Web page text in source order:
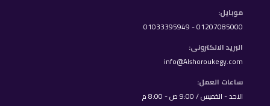
موبايل:
01207085000 - 01033395949
البريد الالكترونى:
info@Alshoroukegy.com
ساعات العمل:
الاحد - الخميس / 9:00 ص - 8:00 م